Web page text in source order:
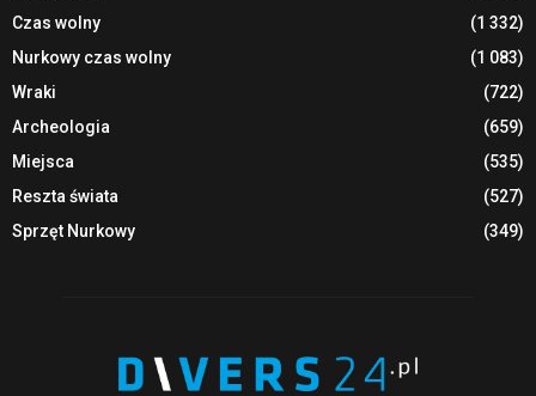
Czas wolny
(1 332)
Nurkowy czas wolny
(1 083)
Wraki
(722)
Archeologia
(659)
Miejsca
(535)
Reszta świata
(527)
Sprzęt Nurkowy
(349)